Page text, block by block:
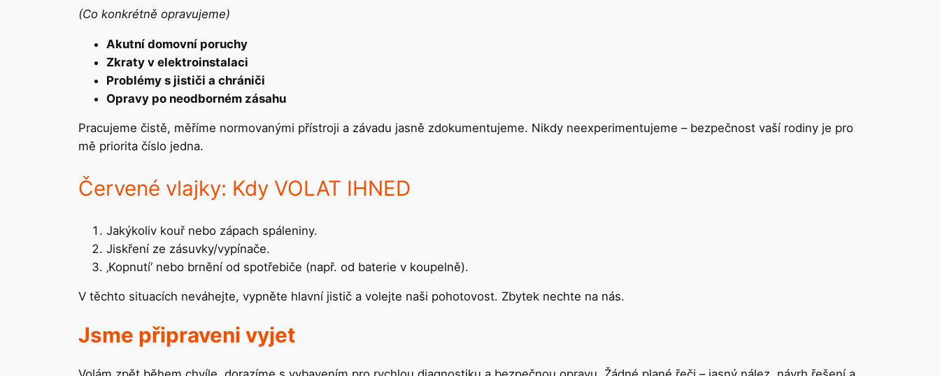
(Co konkrétně opravujeme)
Akutní domovní poruchy
Zkraty v elektroinstalaci
Problémy s jističi a chrániči
Opravy po neodborném zásahu
Pracujeme čistě, měříme normovanými přístroji a závadu jasně zdokumentujeme. Nikdy neexperimentujeme – bezpečnost vaší rodiny je pro
mě priorita číslo jedna.
Červené vlajky: Kdy VOLAT IHNED
Jakýkoliv kouř nebo zápach spáleniny.
Jiskření ze zásuvky/vypínače.
‚Kopnutí‘ nebo brnění od spotřebiče (např. od baterie v koupelně).
V těchto situacích neváhejte, vypněte hlavní jistič a volejte naši pohotovost. Zbytek nechte na nás.
Jsme připraveni vyjet